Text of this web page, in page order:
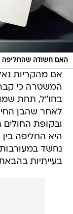
האם חשודה שהחליפה
אם מהקריות
המשטרה כי
בחו"ל, תחת
לאחר שהבן
ובקופת
היא החליפה
נחשד במעורבות
בעייתיות